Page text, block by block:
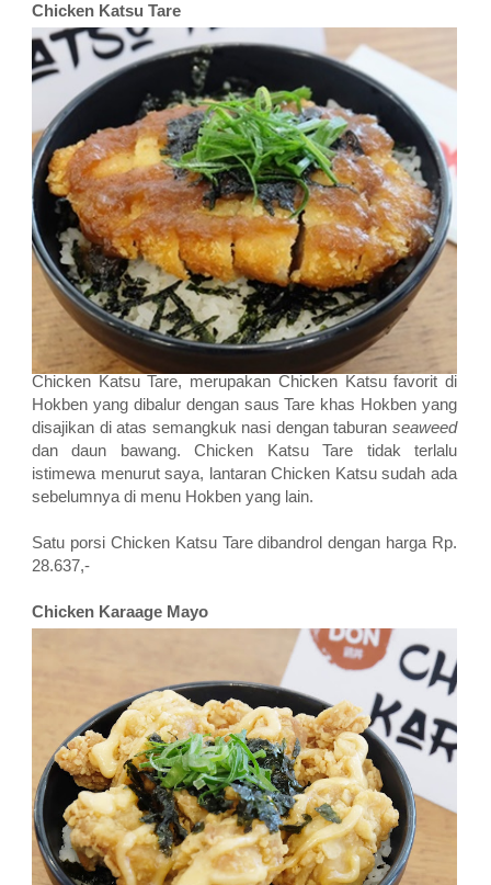
Chicken Katsu Tare
Chicken Katsu Tare, merupakan Chicken Katsu favorit di
Hokben yang dibalur dengan saus Tare khas Hokben yang
disajikan di atas semangkuk nasi dengan taburan seaweed
dan daun bawang. Chicken Katsu Tare tidak terlalu
istimewa menurut saya, lantaran Chicken Katsu sudah ada
sebelumnya di menu Hokben yang lain.
Satu porsi Chicken Katsu Tare dibandrol dengan harga Rp.
28.637,-
Chicken Karaage Mayo